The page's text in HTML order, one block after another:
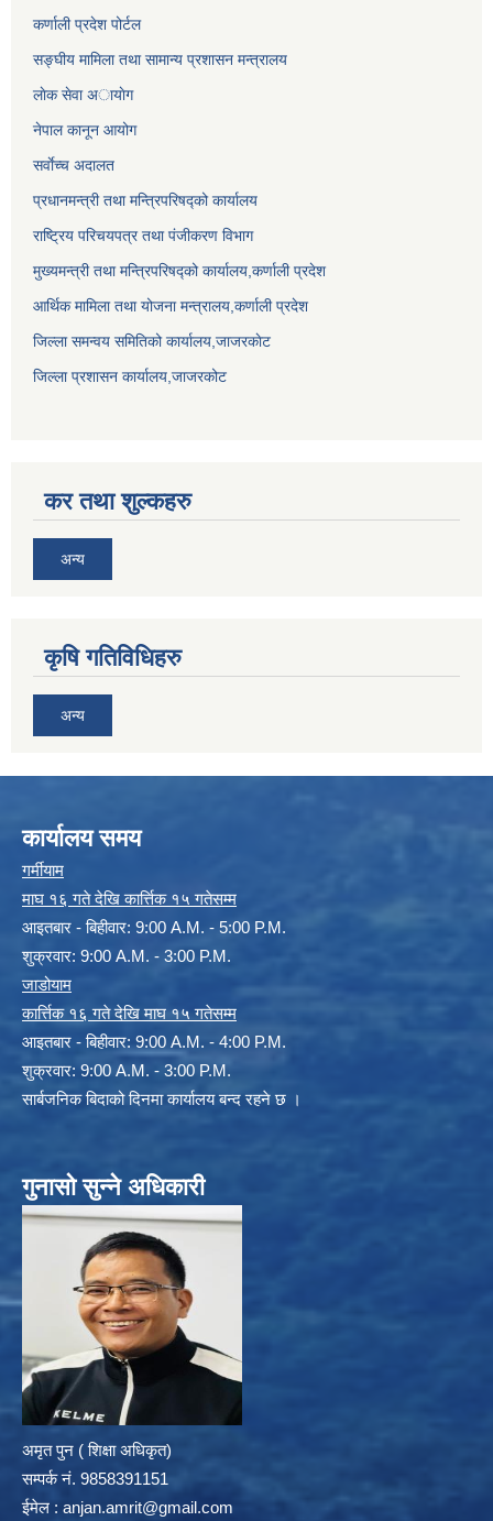
कर्णाली प्रदेश पोर्टल
सङ्घीय मामिला तथा सामान्य प्रशासन मन्त्रालय
लाेक सेवा अायाेग
नेपाल कानून आयोग
सर्वाेच्च अदालत
प्रधानमन्त्री तथा मन्त्रिपरिषद्को कार्यालय
राष्ट्रिय परिचयपत्र तथा पंजीकरण विभाग
मुख्यमन्त्री तथा मन्त्रिपरिषद्को कार्यालय,कर्णाली प्रदेश
आर्थिक मामिला तथा योजना मन्त्रालय,कर्णाली प्रदेश
जिल्ला समन्वय समितिको कार्यालय,जाजरकाेट
जिल्ला प्रशासन कार्यालय,जाजरकोट
कर तथा शुल्कहरु
अन्य
कृषि गतिविधिहरु
अन्य
कार्यालय समय
गर्मीयाम
माघ १६ गते देखि कार्त्तिक १५ गतेसम्म
आइतबार - बिहीवार: 9:00 A.M. - 5:00 P.M.
शुक्रवार: 9:00 A.M. - 3:00 P.M.
जाडोयाम
कार्त्तिक १६ गते देखि माघ १५ गतेसम्म
आइतबार - बिहीवार: 9:00 A.M. - 4:00 P.M.
शुक्रवार: 9:00 A.M. - 3:00 P.M.
सार्बजनिक बिदाको दिनमा कार्यालय बन्द रहने छ ।
गुनासो सुन्ने अधिकारी
अमृत पुन ( शिक्षा अधिकृत)
सम्पर्क न‌ं. 9858391151
ईमेल : anjan.amrit@gmail.com